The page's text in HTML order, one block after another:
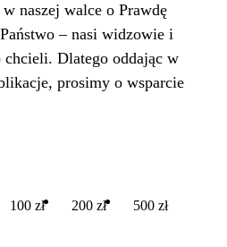
naszej walce o Prawdę
– nasi widzowie i
chcieli. Dlatego oddając w
prosimy o wsparcie
100 zł 200 zł 500 zł